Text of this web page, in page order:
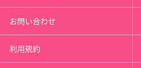
お問い合わせ
利用規約